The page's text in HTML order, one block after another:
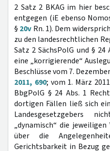
2 Satz 2 BKAG im hier
entgegen (iE ebenso
§ 20v Rn. 1). Dem
zu den landesrechtlichen
Satz 2 SächsPolG und § 24
eine „korrigierende“
Beschlüsse vom 7.
2011, 690; vom 1. März
BbgPolG § 24 Abs. 1
dortigen Fällen ließ sich
Landesgesetzgebers
„dynamisch“ die
über die
Gerichtsbarkeit in Bezug